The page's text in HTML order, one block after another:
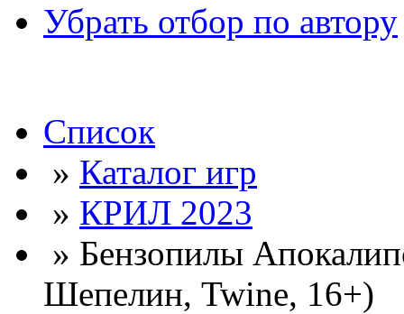
Убрать отбор по автору
Список
» Каталог игр
» КРИЛ 2023
» Бензопилы
Шепелин, Twine, 16+)